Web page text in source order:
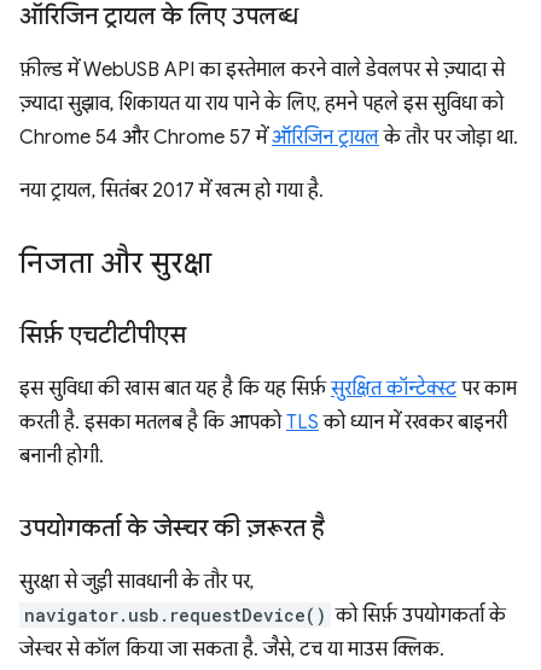
ऑरिजिन ट्रायल के लिए उपलब्ध
फ़ील्ड में WebUSB API का इस्तेमाल करने वाले डेवलपर से ज़्यादा से
ज़्यादा सुझाव, शिकायत या राय पाने के लिए, हमने पहले इस सुविधा को
Chrome 54 और Chrome 57 मेंऑरिजिन ट्रायलके तौर पर जोड़ा था.
नया ट्रायल, सितंबर 2017 में खत्म हो गया है.
निजता और सुरक्षा
सिर्फ़ एचटीटीपीएस
इस सुविधा की खास बात यह है कि यह सिर्फ़सुरक्षित कॉन्टेक्स्टपर काम
करती है. इसका मतलब है कि आपकोTLS को ध्यान में रखकर बाइनरी
बनानी होगी.
उपयोगकर्ता के जेस्चर की ज़रूरत है
सुरक्षा से जुड़ी सावधानी के तौर पर,
navigator.usb.requestDevice() को सिर्फ़ उपयोगकर्ता के
जेस्चर से कॉल किया जा सकता है. जैसे, टच या माउस क्लिक.